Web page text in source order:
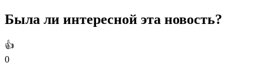
Была ли интересной эта новость?
👍
0